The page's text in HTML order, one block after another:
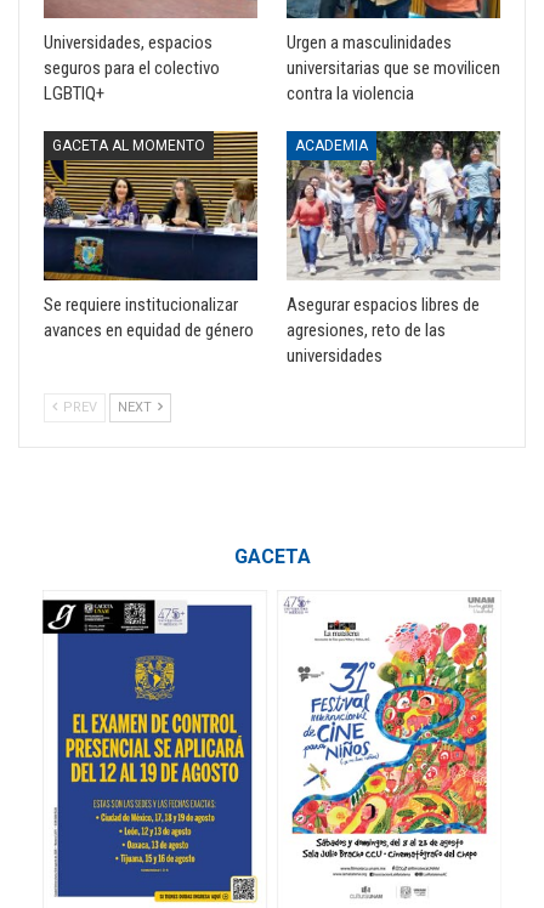
Universidades, espacios
seguros para el colectivo
LGBTIQ+
Urgen a masculinidades
universitarias que se movilicen
contra la violencia
GACETA AL MOMENTO
Se requiere institucionalizar
avances en equidad de género
ACADEMIA
Asegurar espacios libres de
agresiones, reto de las
universidades
PREV NEXT
GACETA